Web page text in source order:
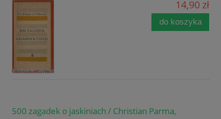
14,90 zł
do koszyka
500 zagadek o jaskiniach / Christian Parma,